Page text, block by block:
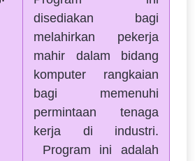
disediakan bagi
melahirkan pekerja
mahir dalam bidang
komputer rangkaian
bagi memenuhi
permintaan tenaga
kerja di industri.
Program ini adalah